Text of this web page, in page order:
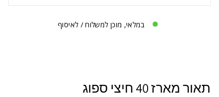
במלאי, מוכן למשלוח / לאיסוף
תאור מארז 40 חיצי ספוג